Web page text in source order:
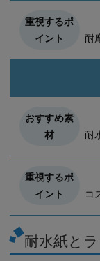
耐
耐
コ
耐水紙と